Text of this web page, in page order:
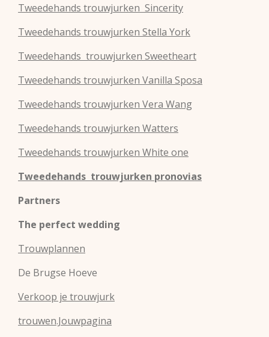
Tweedehands trouwjurken Sincerity
Tweedehands trouwjurken Stella York
Tweedehands trouwjurken Sweetheart
Tweedehands trouwjurken Vanilla Sposa
Tweedehands trouwjurken Vera Wang
Tweedehands trouwjurken Watters
Tweedehands trouwjurken White one
Tweedehands trouwjurken pronovias
Partners
The perfect wedding
Trouwplannen
De Brugse Hoeve
Verkoop je trouwjurk
trouwen.Jouwpagina